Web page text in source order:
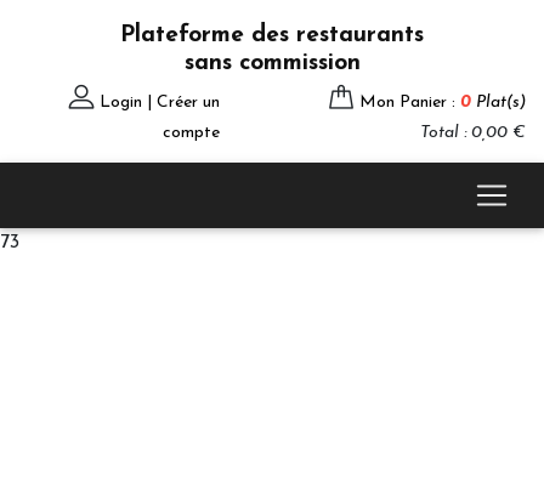
Plateforme des restaurants
sans commission
Login | Créer un
compte
Mon Panier : 0 Plat(s)
Total : 0,00 €
73